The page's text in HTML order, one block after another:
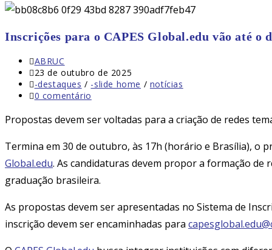
Inscrições para o CAPES Global.edu vão até o
Autor
do
post:
ABRUC
Post
publicado:
23 de outubro de 2025
Categoria
do
-destaques / -slide home / notícias
Comentários
post:
0 comentário
Propostas devem ser voltadas para a criação de redes
Termina em 30 de outubro, às 17h (horário e Brasília), o
Global.edu. As candidaturas devem propor a formação
graduação brasileira.
As propostas devem ser apresentadas no Sistema de
inscrição devem ser encaminhadas para